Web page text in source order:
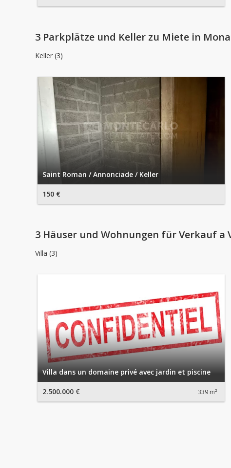
3 Parkplätze und Keller zu Miete in
Keller (3)
Saint Roman / Annonciade / Keller
150 €
3 Häuser und Wohnungen für Verkauf
Villa (3)
Villa dans un domaine privé avec jardin et piscine
2.500.000 € 339 m²